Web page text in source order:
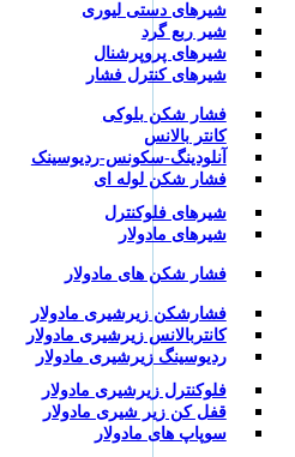
شیرهای دستی لیوری
شیر ربع گرد
شیرهای پروپرشنال
شیرهای کنترل فشار
فشار شکن بلوکی
کانتر بالانس
آنلودینگ-سکونس-ردیوسینک
فشار شکن لوله ای
شیرهای فلوکنترل
شیرهای مادولار
فشار شکن های مادولار
فشارشکن زیرشیری مادولار
کانتربالانس زیرشیری مادولار
ردیوسینگ زیرشیری مادولار
فلوکنترل زیرشیری مادولار
قفل کن زیر شیری مادولار
سوپاپ های مادولار